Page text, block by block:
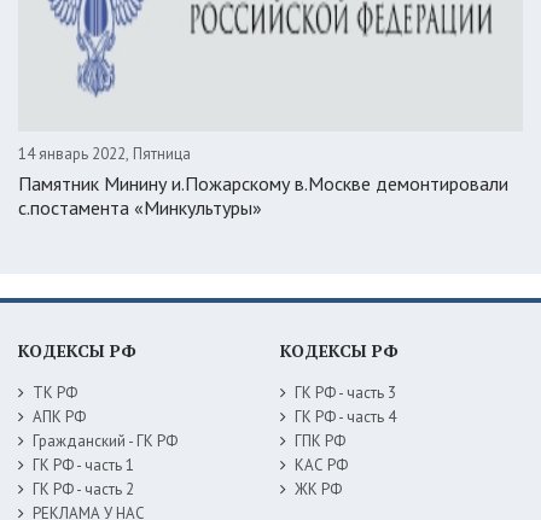
14 январь 2022, Пятница
Памятник Минину и.Пожарскому в.Москве демонтировали
с.постамента «Минкультуры»
КОДЕКСЫ РФ
ТК РФ
АПК РФ
Гражданский - ГК РФ
ГК РФ - часть 1
ГК РФ - часть 2
РЕКЛАМА У НАС
КОДЕКСЫ РФ
ГК РФ - часть 3
ГК РФ - часть 4
ГПК РФ
КАС РФ
ЖК РФ